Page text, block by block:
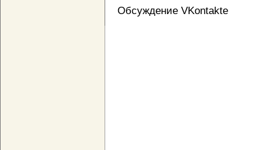
Обсуждение VKontakte